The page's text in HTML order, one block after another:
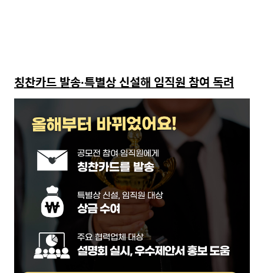
칭찬카드발송∙특별상신설해 임직원 참여 독려